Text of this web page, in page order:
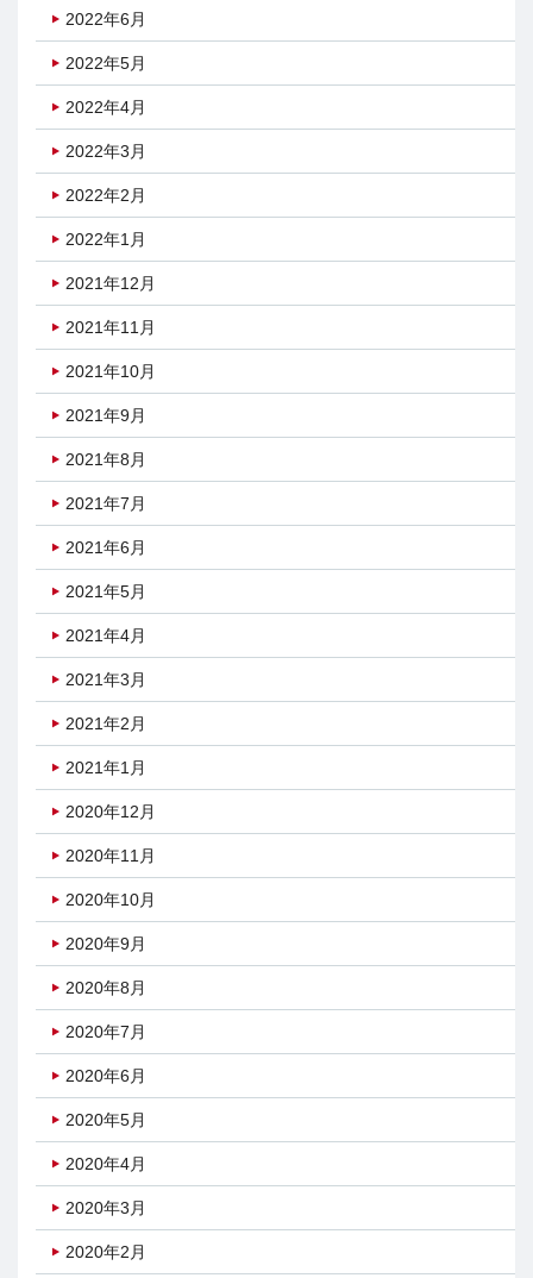
2022年6月
2022年5月
2022年4月
2022年3月
2022年2月
2022年1月
2021年12月
2021年11月
2021年10月
2021年9月
2021年8月
2021年7月
2021年6月
2021年5月
2021年4月
2021年3月
2021年2月
2021年1月
2020年12月
2020年11月
2020年10月
2020年9月
2020年8月
2020年7月
2020年6月
2020年5月
2020年4月
2020年3月
2020年2月